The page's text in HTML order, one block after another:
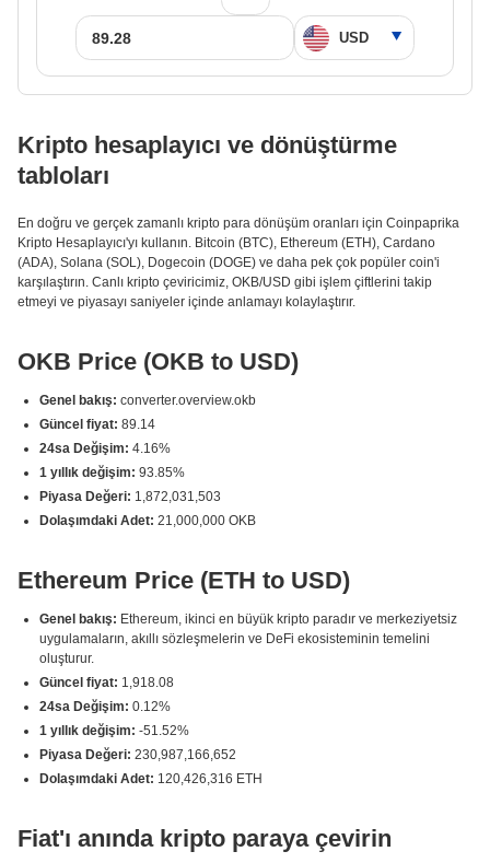
Kripto hesaplayıcı ve dönüştürme
tabloları
En doğru ve gerçek zamanlı kripto para dönüşüm oranları için Coinpaprika
Kripto Hesaplayıcı'yı kullanın. Bitcoin (BTC), Ethereum (ETH), Cardano
(ADA), Solana (SOL), Dogecoin (DOGE) ve daha pek çok popüler coin'i
karşılaştırın. Canlı kripto çeviricimiz, OKB/USD gibi işlem çiftlerini takip
etmeyi ve piyasayı saniyeler içinde anlamayı kolaylaştırır.
OKB Price (OKB to USD)
Genel bakış: converter.overview.okb
Güncel fiyat: 89.14
24sa Değişim: 4.16%
1 yıllık değişim: 93.85%
Piyasa Değeri: 1,872,031,503
Dolaşımdaki Adet: 21,000,000 OKB
Ethereum Price (ETH to USD)
Genel bakış: Ethereum, ikinci en büyük kripto paradır ve merkeziyetsiz
uygulamaların, akıllı sözleşmelerin ve DeFi ekosisteminin temelini
oluşturur.
Güncel fiyat: 1,918.08
24sa Değişim: 0.12%
1 yıllık değişim: -51.52%
Piyasa Değeri: 230,987,166,652
Dolaşımdaki Adet: 120,426,316 ETH
Fiat'ı anında kripto paraya çevirin